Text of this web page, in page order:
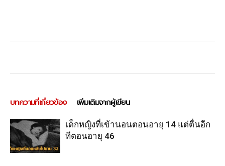
บทความที่เกี่ยวข้อง เพิ่มเติมจากผู้เขียน
เด็กหญิงที่เข้านอนตอนอายุ 14 แต่ตื่นอีก
ทีตอนอายุ 46